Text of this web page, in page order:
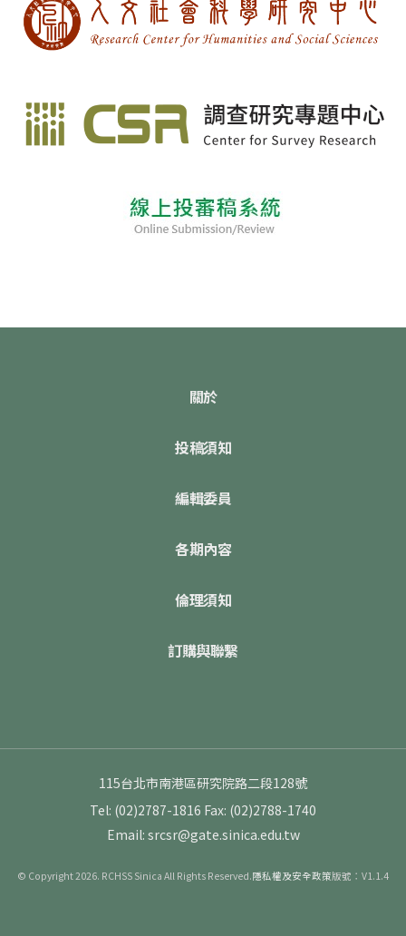
關於
投稿須知
編輯委員
各期內容
倫理須知
訂購與聯繫
115台北市南港區研究院路二段128號
Tel: (02)2787-1816 Fax: (02)2788-1740
Email: srcsr@gate.sinica.edu.tw
© Copyright 2026. RCHSS Sinica All Rights Reserved.隱私權及安全政策版號：V1.1.4